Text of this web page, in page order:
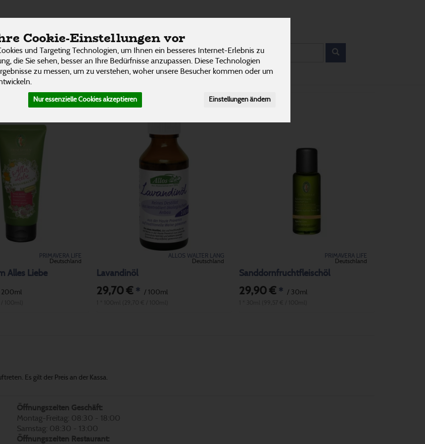
Cookie-Einstellungen vor
und Targeting Technologien, um Ihnen ein besseres Internet-Erlebnis zu
die Sie sehen, besser an Ihre Bedürfnisse anzupassen. Diese Technologien
zu messen, um zu verstehen, woher unsere Besucher kommen oder um
Nur essenzielle Cookies akzeptieren Einstellungen ändern
Produkt
PRIMAVERA LIFE
Deutschland
Alles Liebe
200ml
ALLOS WALTER LANG
Deutschland
Lavandinöl
29,70 €* / 100ml
PRIMAVERA LIFE
Deutschland
Sanddornfruchtfleischöl
29,90 € * / 30ml
Es gilt der Preis an der Kassa.
Öffnungszeiten Geschäft:
Montag-Freitag: 08:30 - 18:00
Samstag: 08:30 - 13:00
Öffnungszeiten Restaurant: